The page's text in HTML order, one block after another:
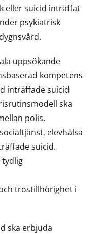
eller suicid inträffat
psykiatrisk
uppsökande
kompetens
inträffade suicid
ska
polis,
elevhälsa
suicid.
tydlig
trostillhörighet i
ska erbjuda